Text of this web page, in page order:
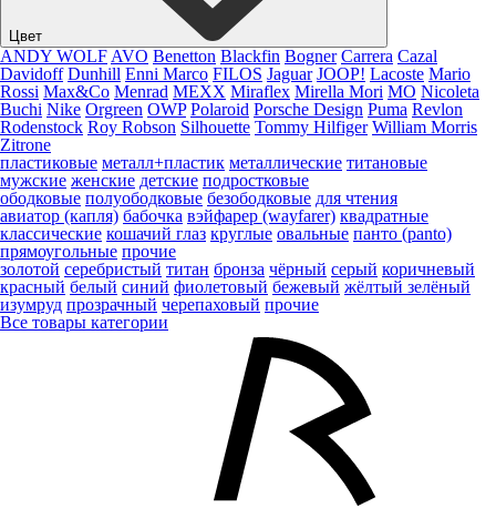
Цвет
ANDY WOLF AVO Benetton Blackfin Bogner Carrera Cazal
Davidoff Dunhill Enni Marco FILOS Jaguar JOOP! Lacoste Mario
Rossi Max&Co Menrad MEXX Miraflex Mirella Mori MO Nicoleta
Buchi Nike Orgreen OWP Polaroid Porsche Design Puma Revlon
Rodenstock Roy Robson Silhouette Tommy Hilfiger William Morris
Zitrone
пластиковые металл+пластик металлические титановые
мужские женские детские подростковые
ободковые полуободковые безободковые для чтения
авиатор (капля) бабочка вэйфарер (wayfarer) квадратные
классические кошачий глаз круглые овальные панто (panto)
прямоугольные прочие
золотой серебристый титан бронза чёрный серый коричневый
красный белый синий фиолетовый бежевый жёлтый зелёный
изумруд прозрачный черепаховый прочие
Все товары категории